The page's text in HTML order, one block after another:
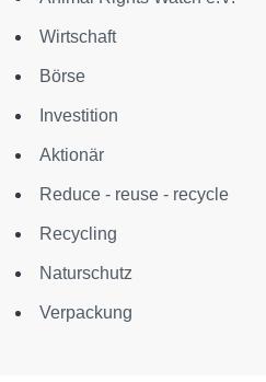
Wirtschaft
Börse
Investition
Aktionär
Reduce - reuse - recycle
Recycling
Naturschutz
Verpackung